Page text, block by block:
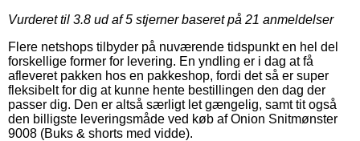
Vurderet til 3.8 ud af 5 stjerner baseret på 21 anmeldelser
Flere netshops tilbyder på nuværende tidspunkt en hel del
forskellige former for levering. En yndling er i dag at få
afleveret pakken hos en pakkeshop, fordi det så er super
fleksibelt for dig at kunne hente bestillingen den dag der
passer dig. Den er altså særligt let gængelig, samt tit også
den billigste leveringsmåde ved køb af Onion Snitmønster
9008 (Buks & shorts med vidde).